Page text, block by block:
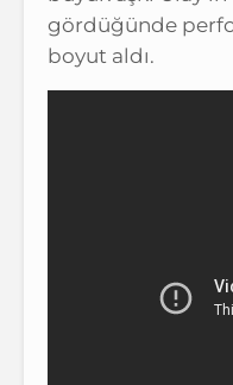
gördüğünde
boyut aldı.